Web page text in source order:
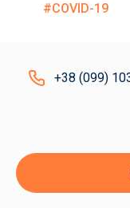
#COVID-19
+38 (099)